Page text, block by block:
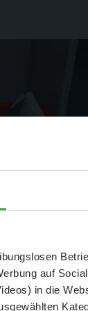
auf
in die
%
und
- Abendliche